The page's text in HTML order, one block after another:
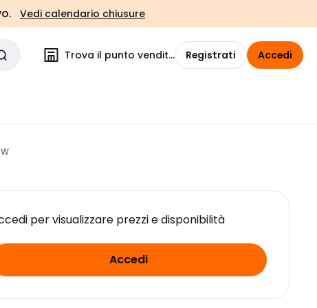
Vedi calendario chiusure
Trova il punto vendita Registrati Accedi
per visualizzare prezzi e disponibilità
Accedi